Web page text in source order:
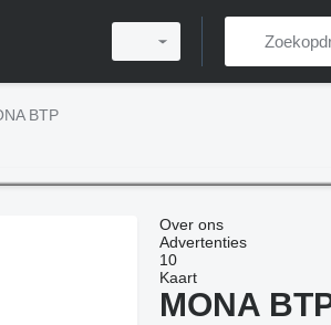
BTP
Over ons
Advertenties
10
Kaart
MONA